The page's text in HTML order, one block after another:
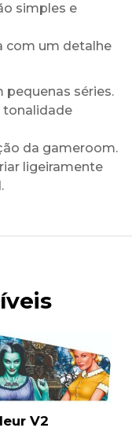
simples e
com um detalhe
séries.
tonalidade
da gameroom.
ligeiramente
V2